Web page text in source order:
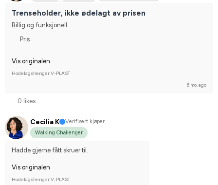
Trenseholder, ikke ødelagt av prisen
Billig og funksjonell
Pris
Vis originalen
Hodelagshenger V-PLAST
6 mo. ago
0 likes
Cecilia K
Verifisert kjøper
Walking Challenger
Hadde gjerne fått skruer til.
Vis originalen
Hodelagshenger V-PLAST